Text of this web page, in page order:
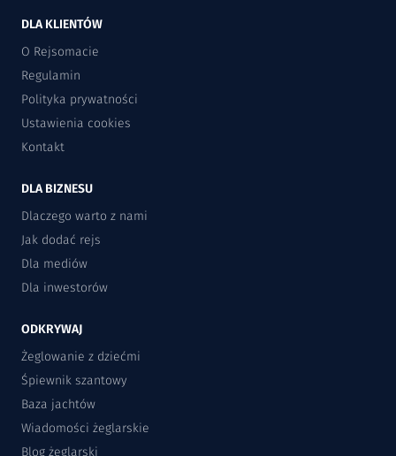
DLA KLIENTÓW
O Rejsomacie
Regulamin
Polityka prywatności
Ustawienia cookies
Kontakt
DLA BIZNESU
Dlaczego warto z nami
Jak dodać rejs
Dla mediów
Dla inwestorów
ODKRYWAJ
Żeglowanie z dziećmi
Śpiewnik szantowy
Baza jachtów
Wiadomości żeglarskie
Blog żeglarski